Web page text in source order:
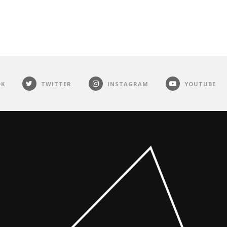
TWITTER INSTAGRAM YOUTUBE